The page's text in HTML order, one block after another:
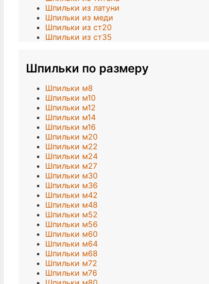
Шпильки из латуни
Шпильки из меди
Шпильки из ст20
Шпильки из ст35
Шпильки по размеру
Шпильки м8
Шпильки м10
Шпильки м12
Шпильки м14
Шпильки м16
Шпильки м20
Шпильки м22
Шпильки м24
Шпильки м27
Шпильки м30
Шпильки м36
Шпильки м42
Шпильки м48
Шпильки м52
Шпильки м56
Шпильки м60
Шпильки м64
Шпильки м68
Шпильки м72
Шпильки м76